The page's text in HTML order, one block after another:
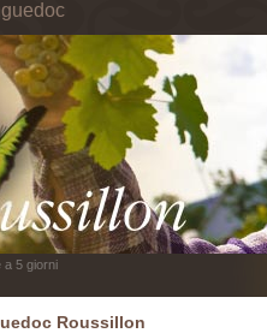
a 5 giorni
Roussillon